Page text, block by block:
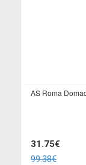
AS Roma
31.75€
99.38€